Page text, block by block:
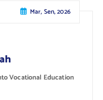
Mar, Sen, 2026
Vocational Education